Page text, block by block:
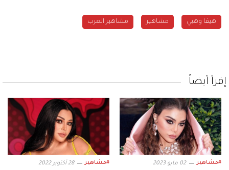
هيفا وهبي مشاهير مشاهير العرب
إقرأ أيضاً
#مشاهير 02 مايو 2023 #مشاهير 28 أكتوبر 2022